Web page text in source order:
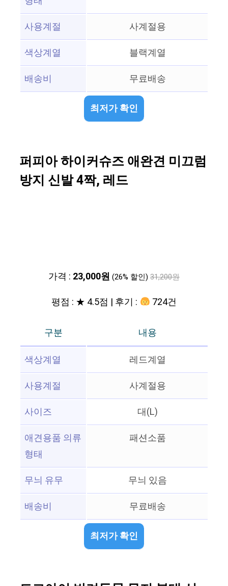
사용계절
사계절용
색상계열
블랙계열
배송비
무료배송
최저가 확인
퍼피아 하이커슈즈 애완견 미끄럼
방지 신발 4짝, 레드
가격 : 23,000원 (26% 할인) 31,200원
평점 : ★ 4.5점 | 후기 : 724건
구분
내용
색상계열
레드계열
사용계절
사계절용
사이즈
대(L)
애견용품 의류
형태
패션소품
무늬 유무
무늬 있음
배송비
무료배송
최저가 확인